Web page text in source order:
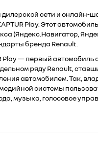
сети и онлайн-
Play. Этот
(Яндекс.Навигатор,
бренда Renault.
Play — первый
ряду Renault,
автомобилем. Так,
системы
музыка, голосовое